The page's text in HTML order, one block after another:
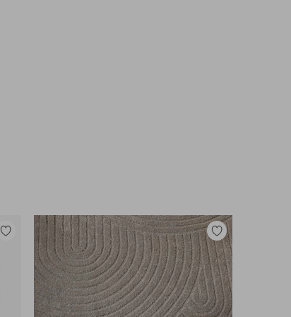
Tilføj
favoritter
Tilføj
til
favoritter